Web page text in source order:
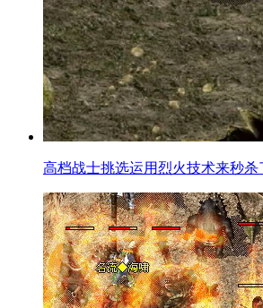
高档战士挑选运用烈火技术来秒杀